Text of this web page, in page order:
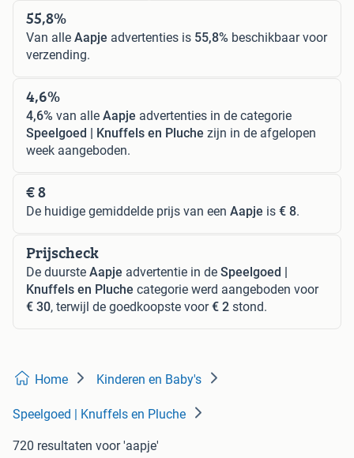
55,8%
Van alle Aapje advertenties is 55,8% beschikbaar voor
verzending.
4,6%
4,6% van alle Aapje advertenties in de categorie
Speelgoed | Knuffels en Pluche zijn in de afgelopen
week aangeboden.
€ 8
De huidige gemiddelde prijs van een Aapje is € 8.
Prijscheck
De duurste Aapje advertentie in de Speelgoed |
Knuffels en Pluche categorie werd aangeboden voor
€ 30, terwijl de goedkoopste voor€ 2 stond.
Home Kinderen en Baby's
Speelgoed | Knuffels en Pluche
720 resultaten voor 'aapje'